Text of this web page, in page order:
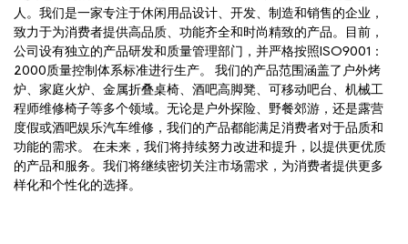
人。我们是一家专注于休闲用品设计、开发、制造和销售的企业，
致力于为消费者提供高品质、功能齐全和时尚精致的产品。目前，
公司设有独立的产品研发和质量管理部门，并严格按照ISO9001：
2000质量控制体系标准进行生产。 我们的产品范围涵盖了户外烤
炉、家庭火炉、金属折叠桌椅、酒吧高脚凳、可移动吧台、机械工
程师维修椅子等多个领域。无论是户外探险、野餐郊游，还是露营
度假或酒吧娱乐汽车维修，我们的产品都能满足消费者对于品质和
功能的需求。 在未来，我们将持续努力改进和提升，以提供更优质
的产品和服务。我们将继续密切关注市场需求，为消费者提供更多
样化和个性化的选择。